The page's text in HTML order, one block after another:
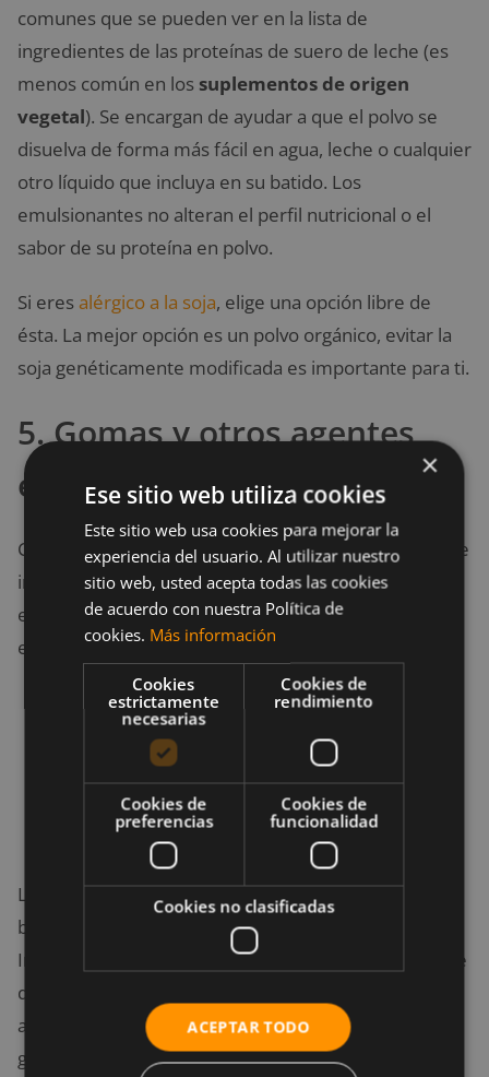
comunes que se pueden ver en la lista de
ingredientes de las proteínas de suero de leche (es
menos común en los suplementos de origen
vegetal). Se encargan de ayudar a que el polvo se
disuelva de forma más fácil en agua, leche o cualquier
otro líquido que incluya en su batido. Los
emulsionantes no alteran el perfil nutricional o el
sabor de su proteína en polvo.
Si eresalérgico a la soja, elige una opción libre de
ésta. La mejor opción es un polvo orgánico, evitar la
soja genéticamente modificada es importante para ti.
5. Gomas y otros agentes
espesantes
Como su nombre lo indica, los agentes espesantes se
incluyen para dar al polvo una consistencia más
espesa cuando se mezcla con agua o leche. Los
espesantes comunes incluyen:
Goma guar.
Goma de algarrobo.
Goma xantana.
Carragenina.
Maltodextrina.
La mayoría de estos espesantes son relativamente
benignos. Sin embargo, el Centro para la Ciencia de
Interés Público (
), califica que estas sustancias se
deben ingerir con “precaución”, especialmente para
aquellos con un historial de problemas
gastrointestinales.
×
Ese sitio web utiliza cookies
Este sitio web usa cookies para mejorar la
experiencia del usuario. Al utilizar nuestro
sitio web, usted acepta todas las cookies
de acuerdo con nuestra Política de
cookies. Más información
Cookies
estrictamente
necesarias
Cookies de
rendimiento
Cookies de
preferencias
Cookies de
funcionalidad
Cookies no clasificadas
ACEPTAR TODO